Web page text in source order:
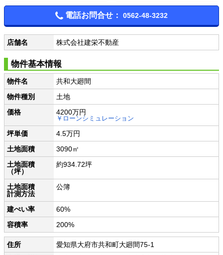
電話お問合せ： 0562-48-3232
店舗名 株式会社建栄不動産
物件基本情報
物件名
共和大廻間
物件種別
土地
価格
4200万円
￥ローンシミュレーション
坪単価
4.5万円
土地面積
3090㎡
土地面積
（坪）
約934.72坪
土地面積
計測方法
公簿
建ぺい率
60%
容積率
200%
住所
愛知県大府市共和町大廻間75-1